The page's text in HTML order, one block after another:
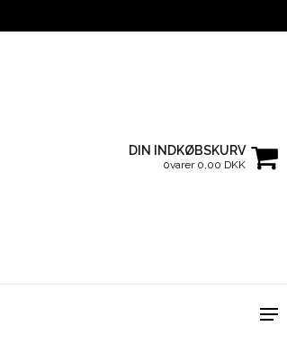
DIN INDKØBSKURV
0varer 0,00 DKK